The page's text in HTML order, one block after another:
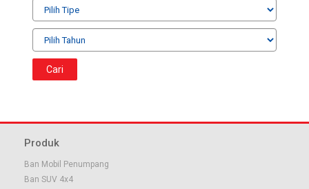
Cari
Produk
Ban Mobil Penumpang
Ban SUV 4x4